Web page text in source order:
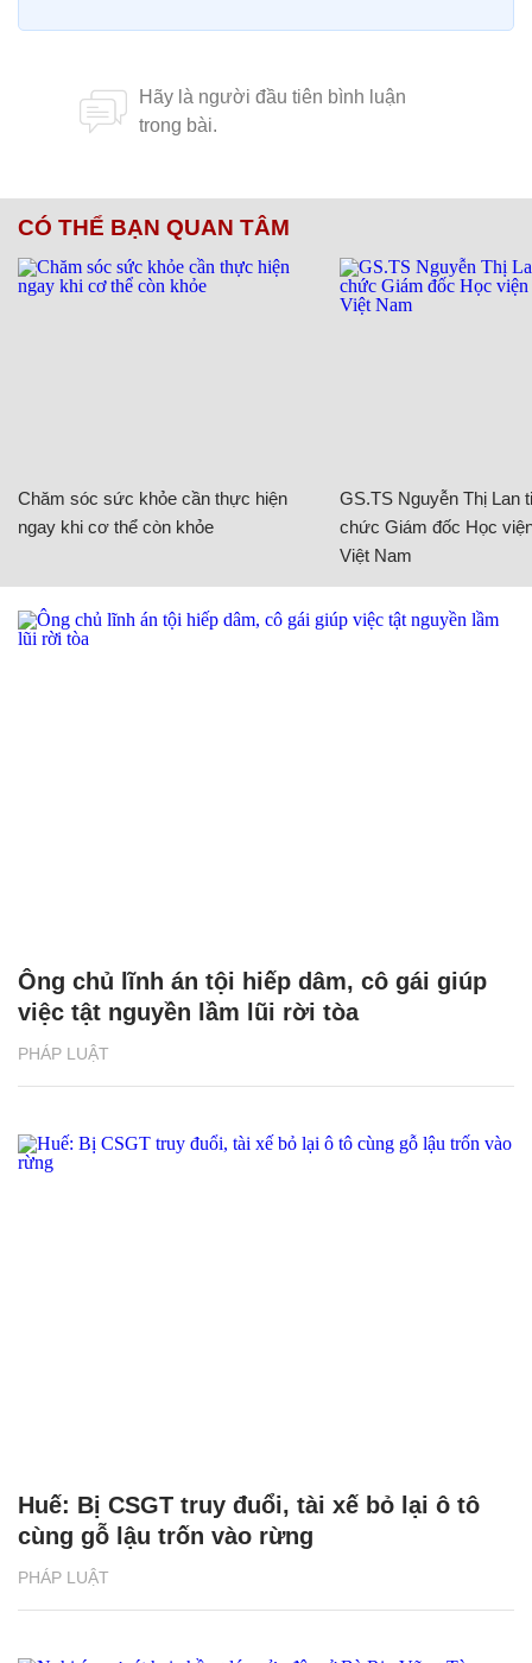
CÓ THỂ BẠN QUAN TÂM
Chăm sóc sức khỏe cần thực hiện
ngay khi cơ thể còn khỏe
GS.TS Nguyễn Thị Lan
chức Giám đốc Học
Việt Nam
PHÁP LUẬT
Ông chủ lĩnh án tội hiếp dâm, cô gái giúp
việc tật nguyền lầm lũi rời tòa
PHÁP LUẬT
Huế: Bị CSGT truy đuổi, tài xế bỏ lại ô tô
cùng gỗ lậu trốn vào rừng